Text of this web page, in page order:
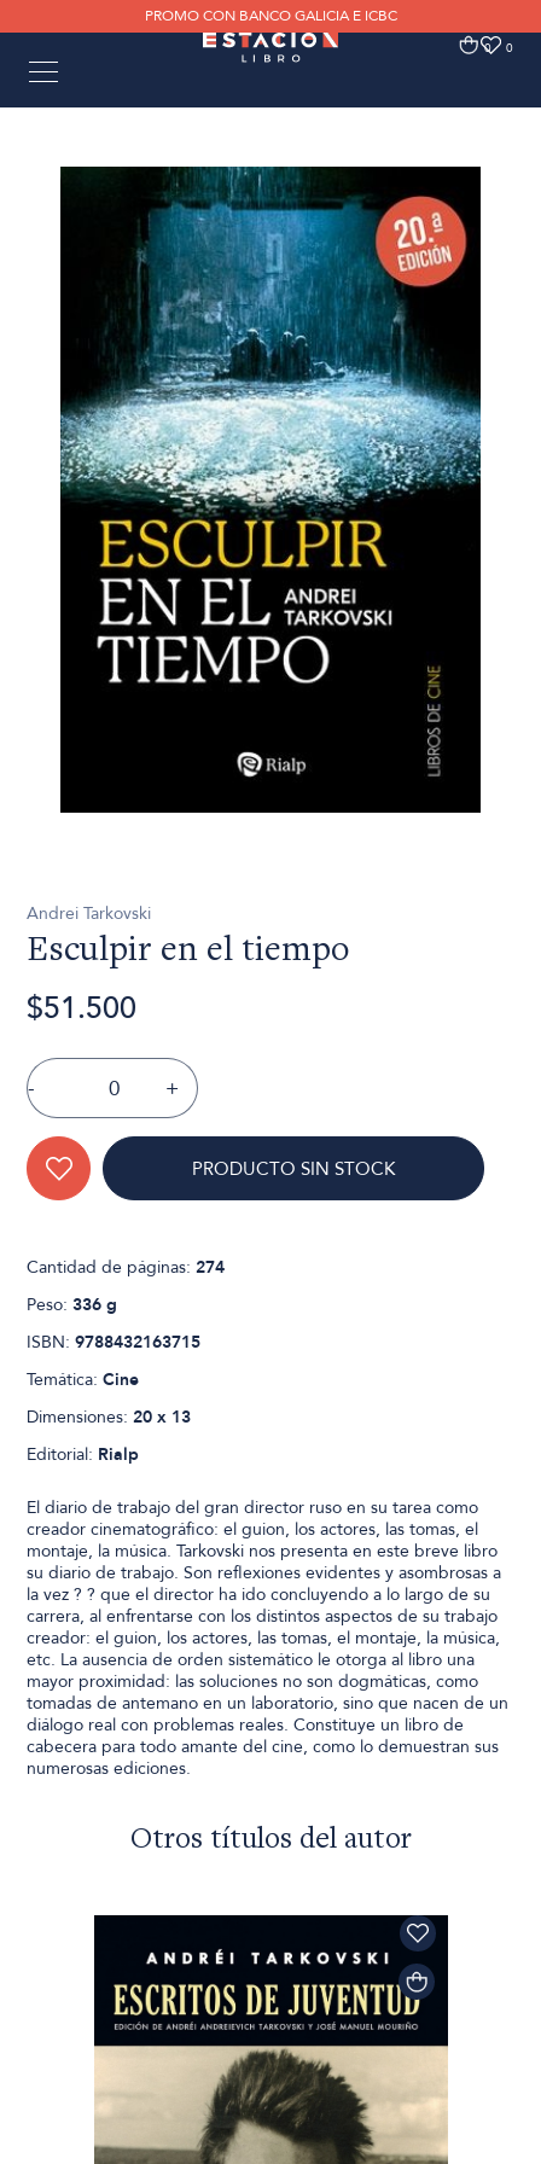
PROMO CON BANCO GALICIA E ICBC
0 0
Andrei Tarkovski
Esculpir en el tiempo
$51.500
- +
PRODUCTO SIN STOCK
Cantidad de páginas:274
Peso:336 g
ISBN:9788432163715
Temática:Cine
Dimensiones:20 x 13
Editorial: Rialp
El diario de trabajo del gran director ruso en su tarea como
creador cinematográfico: el guion, los actores, las tomas, el
montaje, la música. Tarkovski nos presenta en este breve libro
su diario de trabajo. Son reflexiones evidentes y asombrosas a
la vez ? ? que el director ha ido concluyendo a lo largo de su
carrera, al enfrentarse con los distintos aspectos de su trabajo
creador: el guion, los actores, las tomas, el montaje, la música,
etc. La ausencia de orden sistemático le otorga al libro una
mayor proximidad: las soluciones no son dogmáticas, como
tomadas de antemano en un laboratorio, sino que nacen de un
diálogo real con problemas reales. Constituye un libro de
cabecera para todo amante del cine, como lo demuestran sus
numerosas ediciones.
Otros títulos del autor